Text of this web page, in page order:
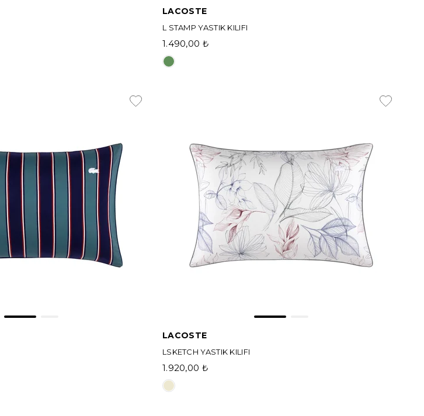
LACOSTE
L STAMP YASTIK KILIFI
1.490,00 ₺
LACOSTE
LSKETCH YASTIK KILIFI
1.920,00 ₺